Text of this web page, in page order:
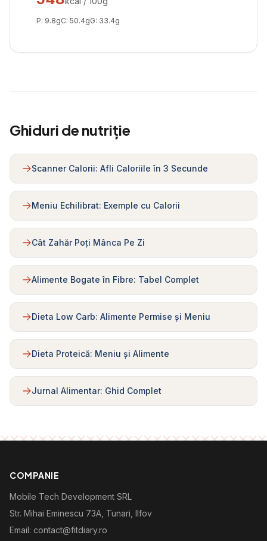
P: 9.8gC: 50.4gG: 33.4g
Ghiduri de nutriție
Scanner Calorii: Afli Caloriile în 3 Secunde
Meniu Echilibrat: Exemple cu Calorii
Cât Zahăr Poți Mânca Pe Zi
Alimente Bogate în Fibre: Tabel Complet
Dieta Low Carb: Alimente Permise și Meniu
Dieta Proteică: Meniu și Alimente
Jurnal Alimentar: Ghid Complet
COMPANIE
Mobile Tech Development SRL
Str. Mihai Eminescu 73A, Tunari, Ilfov
Email: contact@fitdiary.ro